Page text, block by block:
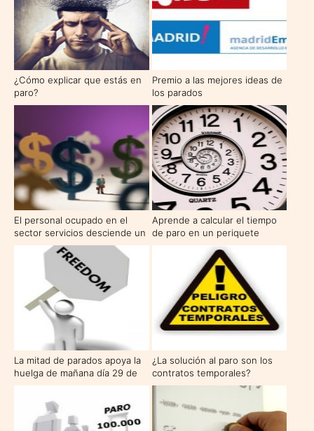
¿Cómo explicar que estás en
paro?
Premio a las mejores ideas de
los parados
El personal ocupado en el
sector servicios desciende un
-3,4% este enero
Aprende a calcular el tiempo
de paro en un periquete
La mitad de parados apoya la
huelga de mañana día 29 de
septiembre
¿La solución al paro son los
contratos temporales?